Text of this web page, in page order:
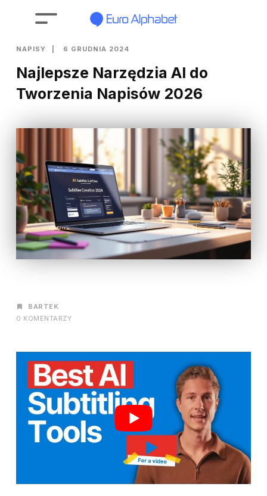
NAPISY 6 GRUDNIA 2024
Najlepsze Narzędzia AI do
Tworzenia Napisów 2026
AUTOR
BARTEK
0 KOMENTARZY